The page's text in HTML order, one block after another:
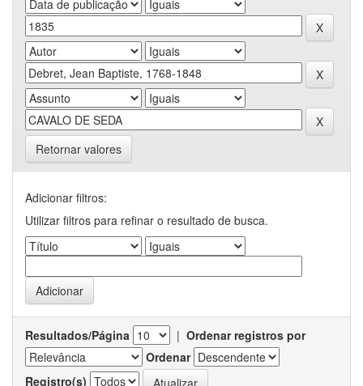
Retornar valores
Adicionar filtros:
Utilizar filtros para refinar o resultado de busca.
Resultados/Página | Ordenar registros por
Ordenar
Registro(s)